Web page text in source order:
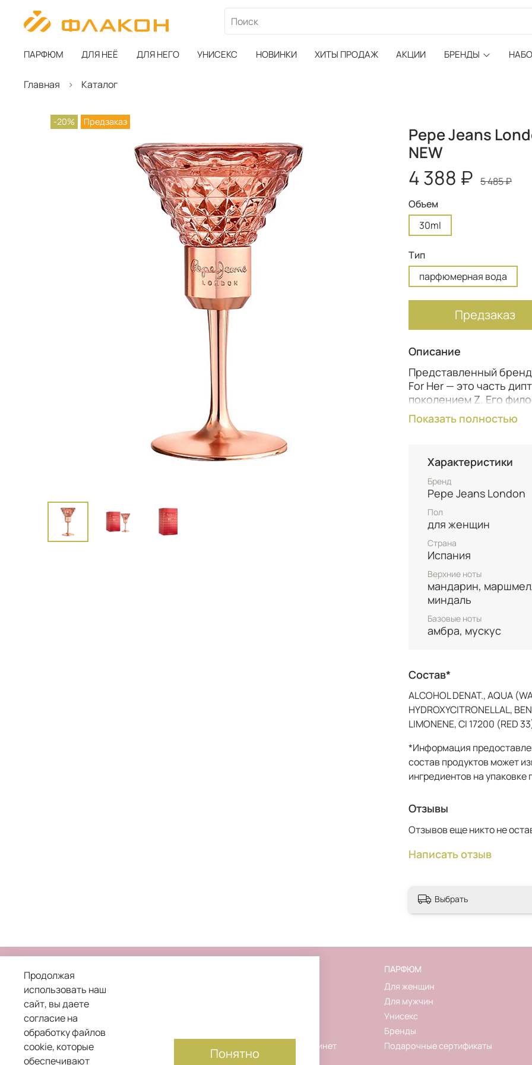
ПАРФЮМ ДЛЯ НЕЁ ДЛЯ НЕГО УНИСЕКС НОВИНКИ ХИТЫ ПРОДАЖ АКЦИИ БРЕНДЫ
Главная Каталог
-20% Предзаказ
Pepe Jeans
NEW
4 388 ₽ 5 485 ₽
Объем
30ml
Тип
парфюмерная вода
Предзаказ
Описание
Представленный
For Her — это часть
поколением Z. Его
любовь к ярким
мартини сразу
Композиция
танжерина
молока и воздушной
гурманский коктейль
тёплый характер:
уловимыми,
водки. Финальный
чувственный след из
волнующего мускуса.
смелость, сладость
образами.
Показать полностью
Характеристики
Бренд
Pepe Jeans London
Пол
для женщин
Страна
Испания
Верхние ноты
мандарин,
миндаль
Базовые ноты
амбра, мускус
Состав*
ALCOHOL DENAT., AQUA
HYDROXYCITRONELLAL,
LIMONENE, CI 17200 (RED
*Информация
состав продуктов может
ингредиентов на упаковке
Отзывы
Отзывов еще никто не
Написать отзыв
Выбрать
Личный кабинет
ПАРФЮМ
Для женщин
Для мужчин
Унисекс
Бренды
Подарочные сертификаты
8 800 101 04 05
служба заботы о клиентах
Продолжая
использовать наш
сайт, вы даете
согласие на
обработку файлов
cookie, которые
обеспечивают
Понятно